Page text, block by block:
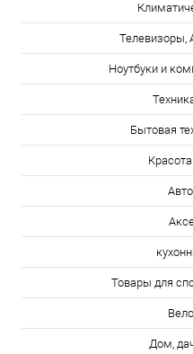
Телевизоры,
Ноутбуки и
Бытовая
Товары для
Дом,